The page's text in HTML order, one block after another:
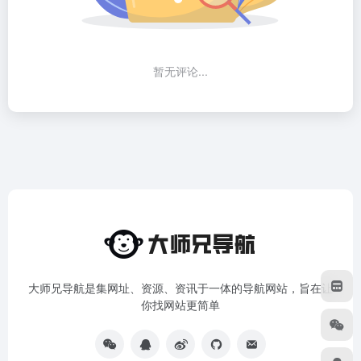
暂无评论...
大师兄导航是集网址、资源、资讯于一体的导航网站，旨在让
你找网站更简单